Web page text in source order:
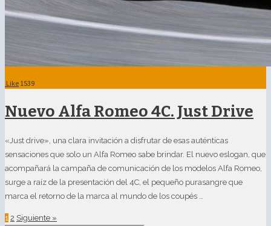
Like 1539
Nuevo Alfa Romeo 4C. Just Drive
«Just drive», una clara invitación a disfrutar de esas auténticas
sensaciones que solo un Alfa Romeo sabe brindar. El nuevo eslogan, que
acompañará la campaña de comunicación de los modelos Alfa Romeo,
surge a raíz de la presentación del 4C, el pequeño purasangre que
marca el retorno de la marca al mundo de los coupés …
1 2 Siguiente »